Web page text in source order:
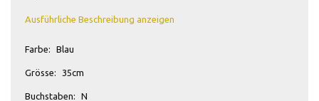
Ausführliche Beschreibung anzeigen
Farbe: Blau
Grösse: 35cm
Buchstaben: N